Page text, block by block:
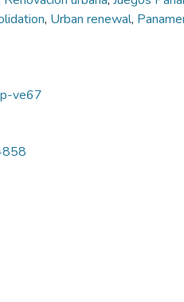
, Urban renewal,
ve67